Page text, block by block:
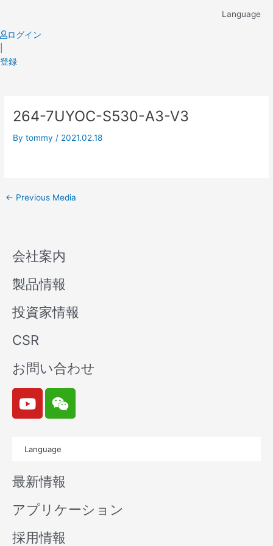
content
Language
ログイン
登録
264-7UYOC-S530-A3-V3
Bytommy / 2021.02.18
navigation
← Previous Media
会社案内
製品情報
投資家情報
CSR
お問い合わせ
Y
o
u
b
e
W
e
i
n
Language
最新情報
アプリケーション
採用情報